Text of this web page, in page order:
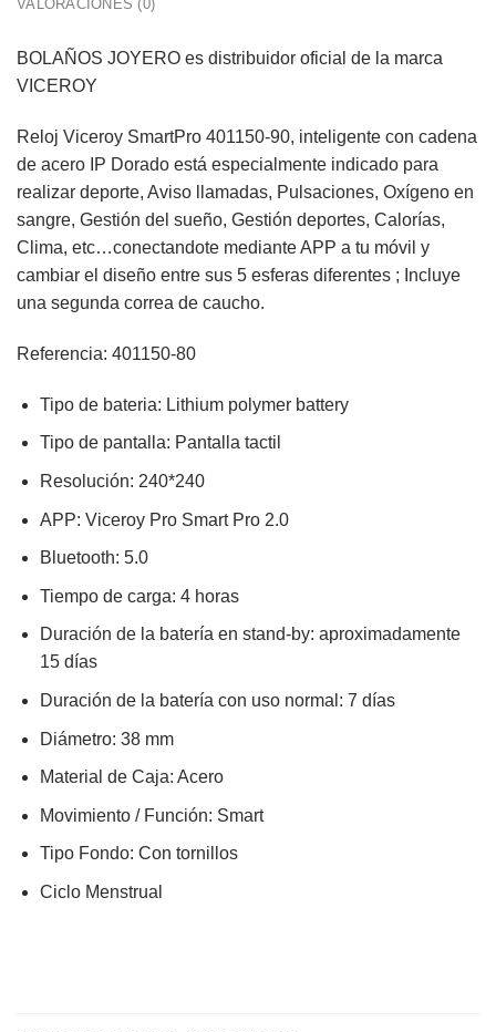
VALORACIONES (0)
BOLAÑOS JOYERO es distribuidor oficial de la marca
VICEROY
Reloj Viceroy SmartPro 401150-90, inteligente con cadena
de acero IP Dorado está especialmente indicado para
realizar deporte, Aviso llamadas, Pulsaciones, Oxígeno en
sangre, Gestión del sueño, Gestión deportes, Calorías,
Clima, etc…conectandote mediante APP a tu móvil y
cambiar el diseño entre sus 5 esferas diferentes ; Incluye
una segunda correa de caucho.
Referencia: 401150-80
Tipo de bateria: Lithium polymer battery
Tipo de pantalla: Pantalla tactil
Resolución: 240*240
APP: Viceroy Pro Smart Pro 2.0
Bluetooth: 5.0
Tiempo de carga: 4 horas
Duración de la batería en stand-by: aproximadamente
15 días
Duración de la batería con uso normal: 7 días
Diámetro: 38mm
Material de Caja: Acero
Movimiento / Función: Smart
Tipo Fondo: Con tornillos
Ciclo Menstrual